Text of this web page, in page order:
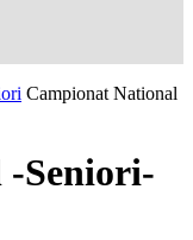
Campionat National
-Seniori-